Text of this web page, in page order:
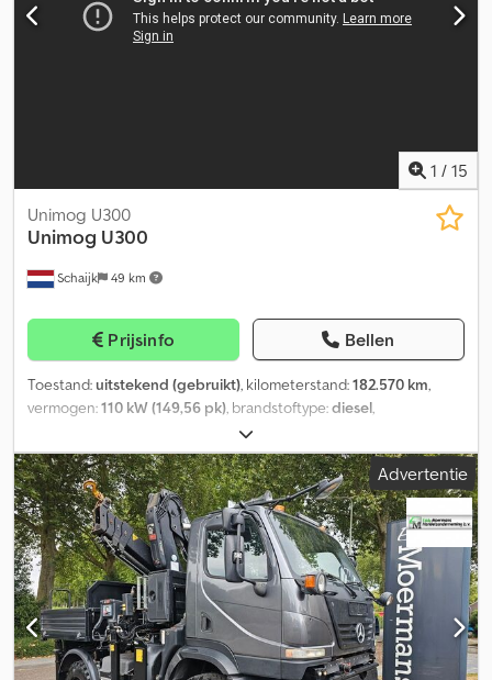
1 / 15
Schaijk 49 km
Unimog U300
Unimog U300
Prijsinfo Bellen
Toestand:uitstekend (gebruikt), kilometerstand:182.570 km,
vermogen:110 kW (149,56 pk), brandstoftype:diesel,
diesel
5.350 mm, totale breedte:2.150 mm, totale hoogte:3.200 mm,
Bouwjaar:2006, De Unimog U300 (405/10) is een veelzijdige 4x4
bedrijfswagen met koppelomvormer, ideaal voor diverse zware
toepassingen. Dit specifieke model, dat eerder op een
overheidsluchthaven werd gebruikt, is niet blootgesteld aan
strooizout of bouwomgevingen. Hij beschikt over een robuuste
4.249 cc motor die 150 pk produceert bij 2200 tpm en heeft
182.570 kilometer op de teller staan. Om de prestaties te
verbeteren, wordt het voertuig geleverd met extra ballast optie
voor verbeterde grip, voor-, achter- en centraal
Advertentie